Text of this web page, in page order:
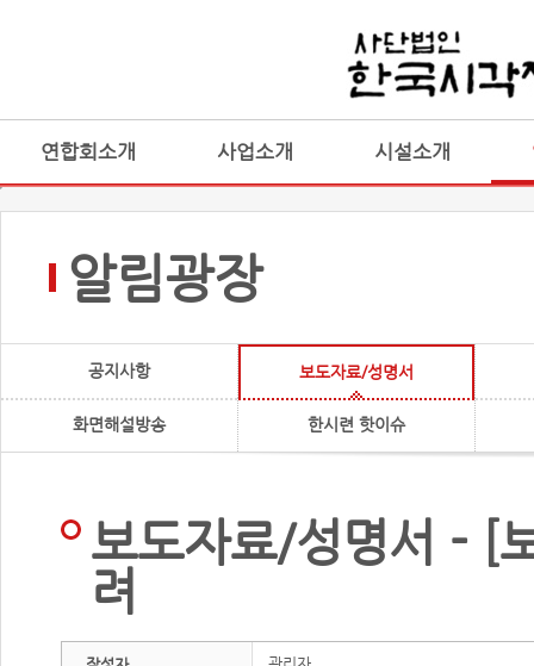
연합회소개 사업소개 시설소개
알림광장
공지사항 보도자료/성명서
화면해설방송 한시련 핫이슈
보도자료/성명서 - [
려